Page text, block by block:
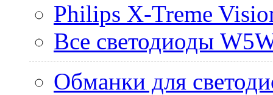
Philips X-Treme
Все светодиоды
Обманки для